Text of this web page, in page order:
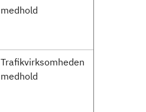
medhold
Trafikvirksomheden
medhold